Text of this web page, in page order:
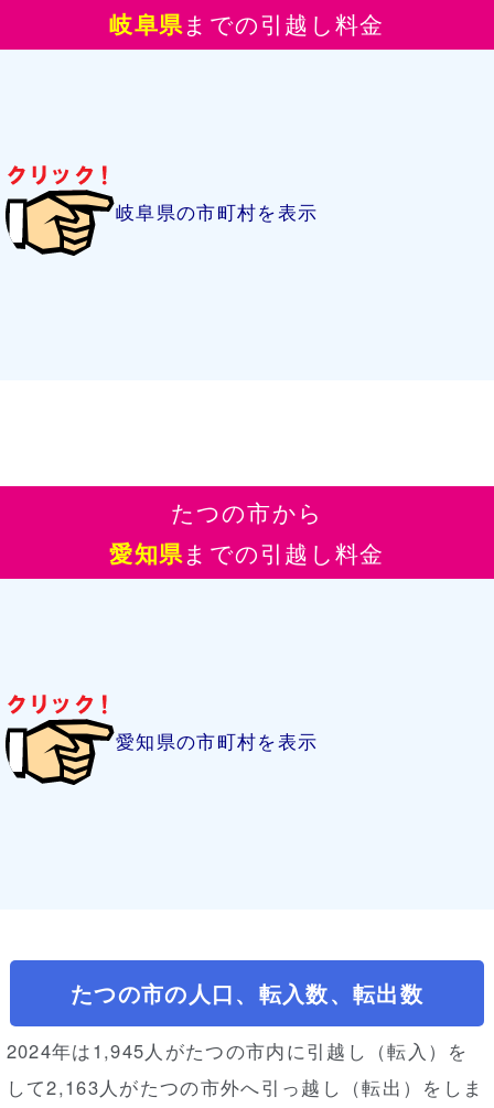
岐阜県までの引越し料金
岐阜県の市町村を表示
たつの市から
愛知県までの引越し料金
愛知県の市町村を表示
たつの市の人口、転入数、転出数
2024年は1,945人がたつの市内に引越し（転入）を
して2,163人がたつの市外へ引っ越し（転出）をしま